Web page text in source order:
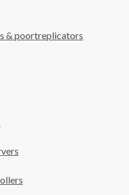
& poortreplicators